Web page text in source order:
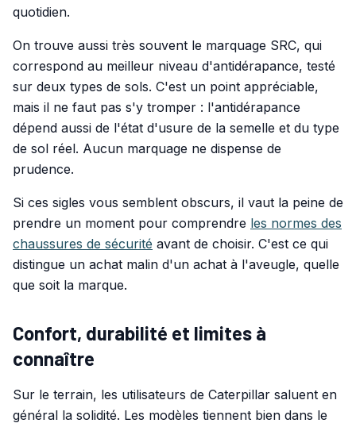
quotidien.
On trouve aussi très souvent le marquage SRC, qui
correspond au meilleur niveau d'antidérapance, testé
sur deux types de sols. C'est un point appréciable,
mais il ne faut pas s'y tromper : l'antidérapance
dépend aussi de l'état d'usure de la semelle et du type
de sol réel. Aucun marquage ne dispense de
prudence.
Si ces sigles vous semblent obscurs, il vaut la peine de
prendre un moment pour comprendre les normes des
chaussures de sécurité avant de choisir. C'est ce qui
distingue un achat malin d'un achat à l'aveugle, quelle
que soit la marque.
Confort, durabilité et limites à
connaître
Sur le terrain, les utilisateurs de Caterpillar saluent en
général la solidité. Les modèles tiennent bien dans le